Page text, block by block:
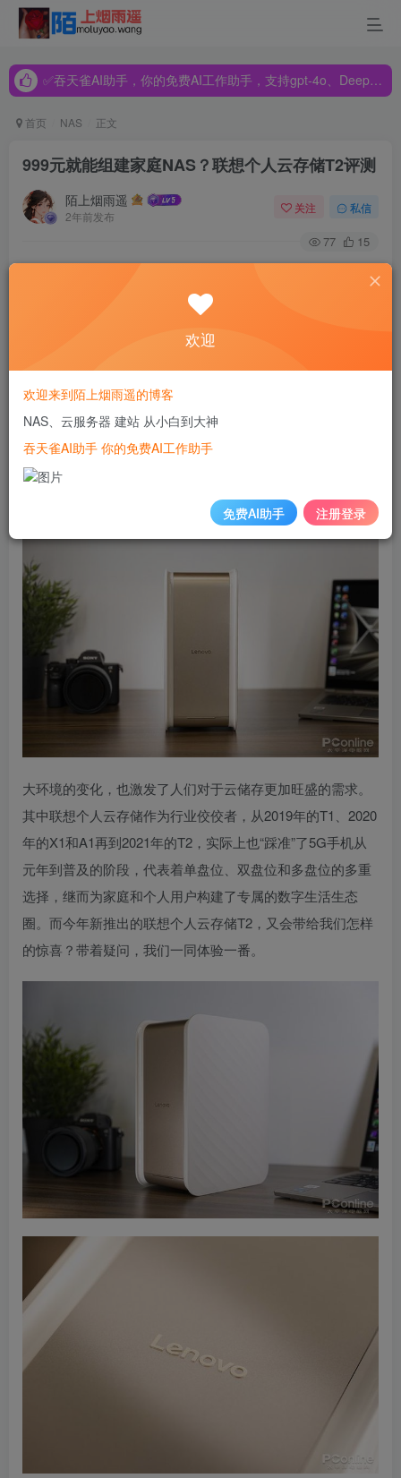
✅吞天雀AI助手，你的免费AI工作助手，支持gpt-4o、DeepSeek、Claude🔥🔥🔥🔥
✅吞天雀AI助手，你的免费AI工作助手，支持gpt-4o、DeepSeek、Claude🔥🔥🔥🔥
首页 NAS 正文
999元就能组建家庭NAS？联想个人云存储T2评测
陌上烟雨遥
2年前发布
关注 私信
77 15
来，你的手机存储空间就开始变得不够用，以往64G存储空
构IDC公布的数据，2020年全球数据量已经超过了59ZB，未
户分享的数字内容占比约50%。感受最明显的一个例子，就
是如今手机拍照越来越强大，拍一张6400万像素照片就有
20MB，更别提现在进入“全民短视频”时代，拍摄一段VLOG
至少也是100MB起步。
大环境的变化，也激发了人们对于云储存更加旺盛的需求。
其中联想个人云存储作为行业佼佼者，从2019年的T1、2020
年的X1和A1再到2021年的T2，实际上也“踩准”了5G手机从
元年到普及的阶段，代表着单盘位、双盘位和多盘位的多重
选择，继而为家庭和个人用户构建了专属的数字生活生态
圈。而今年新推出的联想个人云存储T2，又会带给我们怎样
的惊喜？带着疑问，我们一同体验一番。
欢迎
欢迎来到陌上烟雨遥的博客
NAS、云服务器 建站 从小白到大神
吞天雀AI助手 你的免费AI工作助手
免费AI助手 注册登录